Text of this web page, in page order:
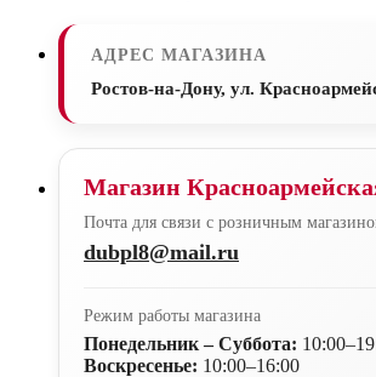
АДРЕС МАГАЗИНА
Ростов-на-Дону, ул.
Магазин
Почта для связи с розничным
dubpl8@mail.ru
Режим работы магазина
Понедельник – Суббота:
Воскресенье: 10:00–16:00